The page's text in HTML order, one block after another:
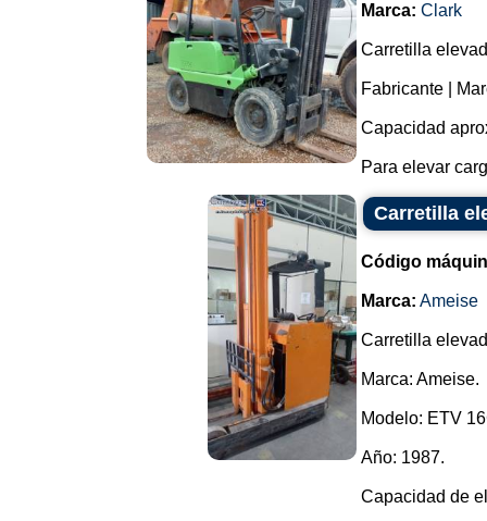
Marca: Clark
Carretilla
Fabricante |
Capacidad
Para elevar
Carretilla
Código
Marca: Ameise
Carretilla
Marca: Ameise.
Modelo: ETV
Año: 1987.
Capacidad de